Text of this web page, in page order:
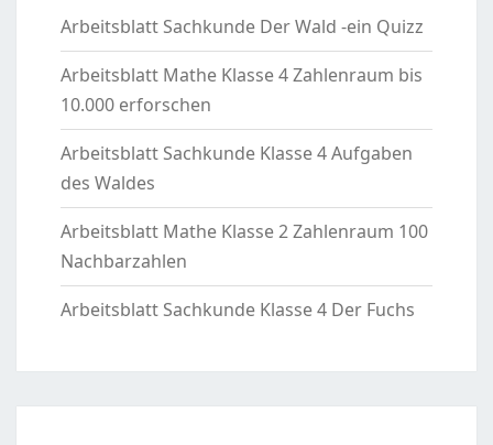
Arbeitsblatt Sachkunde Der Wald -ein Quizz
Arbeitsblatt Mathe Klasse 4 Zahlenraum bis
10.000 erforschen
Arbeitsblatt Sachkunde Klasse 4 Aufgaben
des Waldes
Arbeitsblatt Mathe Klasse 2 Zahlenraum 100
Nachbarzahlen
Arbeitsblatt Sachkunde Klasse 4 Der Fuchs